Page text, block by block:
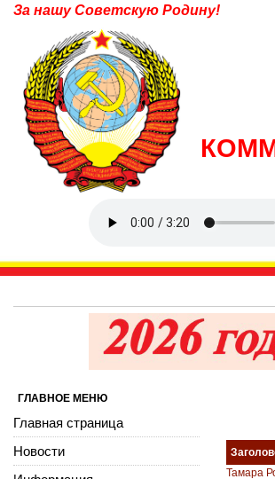
За нашу Советскую Родину!
Тамара
ГЛАВНОЕ МЕНЮ
Главная страница
Новости